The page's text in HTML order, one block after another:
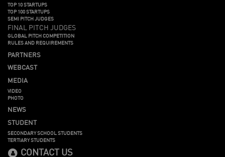
TOP 10 STARTUPS
TOP 100 STARTUPS
SEMI PITCH JUDGES
FINAL PITCH JUDGES
GLOBAL PITCH COMPETITION
RULES AND REQUIREMENTS
PARTNERS
WEBCAST
MEDIA
VIDEO
PHOTO
NEWS
STUDENT
SECONDARY SCHOOL STUDENTS
TERTIARY STUDENTS
CONTACT US